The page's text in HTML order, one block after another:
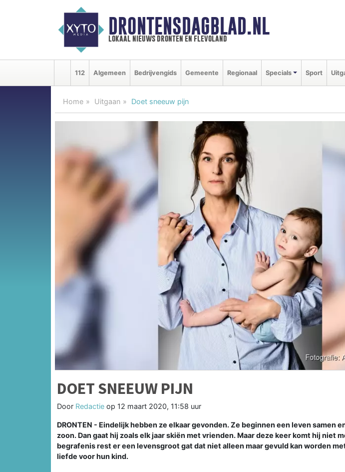
DRONTENSDAGBLAD.NL
lokaal nieuws dronten en flevoland
112 Algemeen Bedrijvengids Gemeente Regionaal Specials Sport
Home Uitgaan Doet sneeuw pijn
DOET SNEEUW PIJN
Door Redactie op 12 maart 2020, 11:58 uur
DRONTEN - Eindelijk hebben ze elkaar gevonden. Ze beginnen een leven samen
zoon. Dan gaat hij zoals elk jaar skiën met vrienden. Maar deze keer komt hij niet
begrafenis rest er een levensgroot gat dat niet alleen maar gevuld kan worden
liefde voor hun kind.